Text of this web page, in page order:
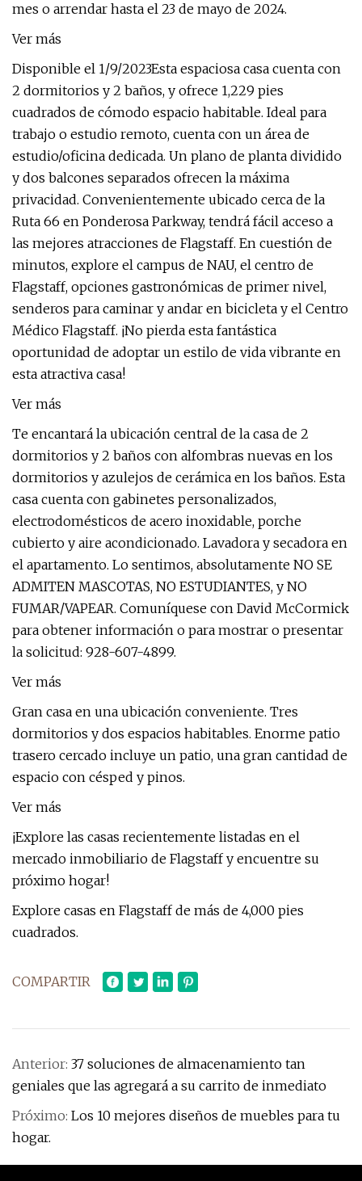
mes o arrendar hasta el 23 de mayo de 2024.
Ver más
Disponible el 1/9/2023Esta espaciosa casa cuenta con
2 dormitorios y 2 baños, y ofrece 1,229 pies
cuadrados de cómodo espacio habitable. Ideal para
trabajo o estudio remoto, cuenta con un área de
estudio/oficina dedicada. Un plano de planta dividido
y dos balcones separados ofrecen la máxima
privacidad. Convenientemente ubicado cerca de la
Ruta 66 en Ponderosa Parkway, tendrá fácil acceso a
las mejores atracciones de Flagstaff. En cuestión de
minutos, explore el campus de NAU, el centro de
Flagstaff, opciones gastronómicas de primer nivel,
senderos para caminar y andar en bicicleta y el Centro
Médico Flagstaff. ¡No pierda esta fantástica
oportunidad de adoptar un estilo de vida vibrante en
esta atractiva casa!
Ver más
Te encantará la ubicación central de la casa de 2
dormitorios y 2 baños con alfombras nuevas en los
dormitorios y azulejos de cerámica en los baños. Esta
casa cuenta con gabinetes personalizados,
electrodomésticos de acero inoxidable, porche
cubierto y aire acondicionado. Lavadora y secadora en
el apartamento. Lo sentimos, absolutamente NO SE
ADMITEN MASCOTAS, NO ESTUDIANTES, y NO
FUMAR/VAPEAR. Comuníquese con David McCormick
para obtener información o para mostrar o presentar
la solicitud: 928-607-4899.
Ver más
Gran casa en una ubicación conveniente. Tres
dormitorios y dos espacios habitables. Enorme patio
trasero cercado incluye un patio, una gran cantidad de
espacio con césped y pinos.
Ver más
¡Explore las casas recientemente listadas en el
mercado inmobiliario de Flagstaff y encuentre su
próximo hogar!
Explore casas en Flagstaff de más de 4,000 pies
cuadrados.
COMPARTIR
Anterior: 37 soluciones de almacenamiento tan
geniales que las agregará a su carrito de inmediato
Próximo: Los 10 mejores diseños de muebles para tu
hogar.